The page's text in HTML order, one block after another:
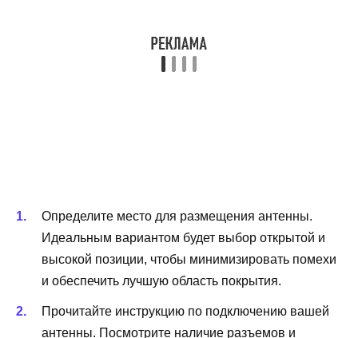
Определите место для размещения антенны.
Идеальным вариантом будет выбор открытой и
высокой позиции, чтобы минимизировать помехи
и обеспечить лучшую область покрытия.
Прочитайте инструкцию по подключению вашей
антенны. Посмотрите наличие разъемов и